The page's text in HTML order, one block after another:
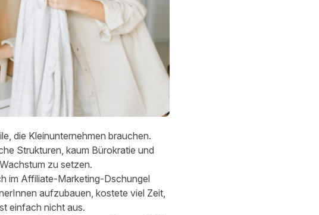
die Kleinunternehmen brauchen.
Strukturen, kaum Bürokratie und
zu setzen.
im Affiliate-Marketing-Dschungel
aufzubauen, kostete viel Zeit,
einfach nicht aus.